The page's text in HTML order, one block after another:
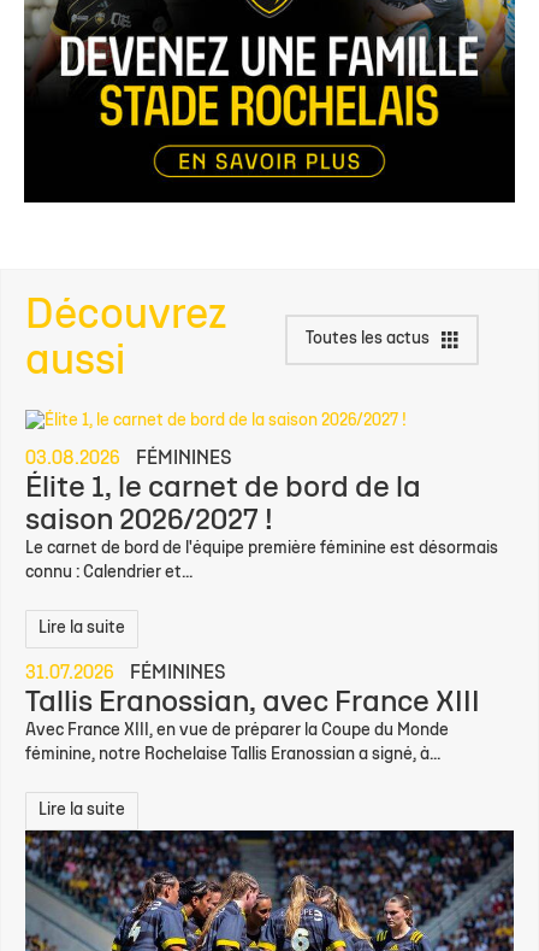
Découvrez
aussi
Toutes les actus
03.08.2026 FÉMININES
Élite 1, le carnet de bord de la
saison 2026/2027 !
Le carnet de bord de l'équipe première féminine est désormais
connu : Calendrier et...
Lire la suite
31.07.2026 FÉMININES
Tallis Eranossian, avec France XIII
Avec France XIII, en vue de préparer la Coupe du Monde
féminine, notre Rochelaise Tallis Eranossian a signé, à...
Lire la suite